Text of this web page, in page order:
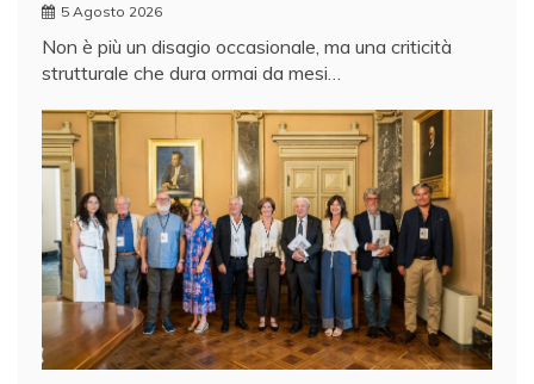
5 Agosto 2026
Non è più un disagio occasionale, ma una criticità
strutturale che dura ormai da mesi…